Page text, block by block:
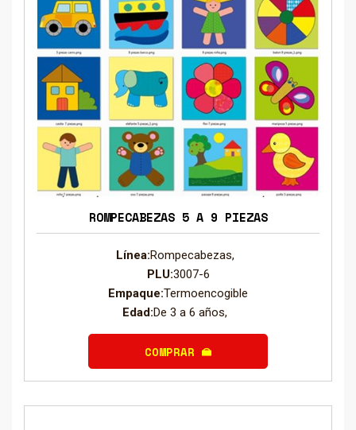
ROMPECABEZAS 5 A 9 PIEZAS
Línea:Rompecabezas,
PLU:3007-6
Empaque:Termoencogible
Edad:De 3 a 6 años,
COMPRAR